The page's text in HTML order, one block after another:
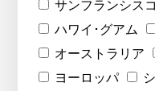
サンフランシス
ハワイ･グアム
オーストラリア
ヨーロッパ